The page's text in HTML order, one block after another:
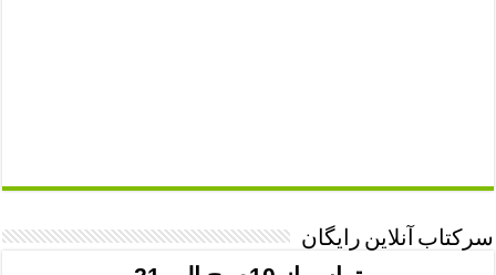
سرکتاب آنلاین رایگان